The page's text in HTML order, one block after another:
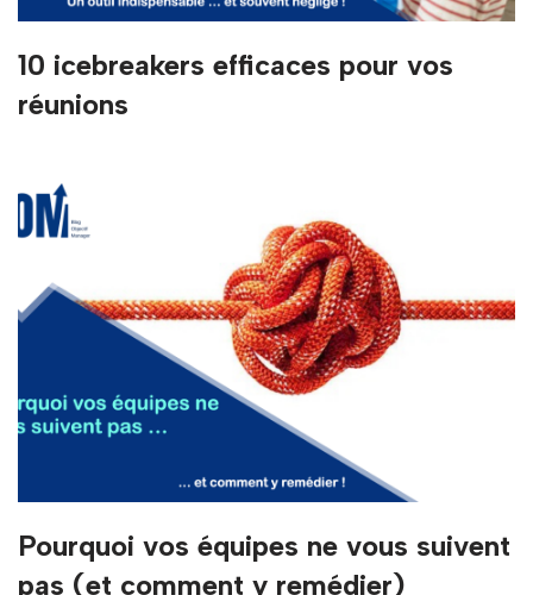
10 icebreakers efficaces pour vos
réunions
Pourquoi vos équipes ne vous suivent
pas (et comment y remédier)